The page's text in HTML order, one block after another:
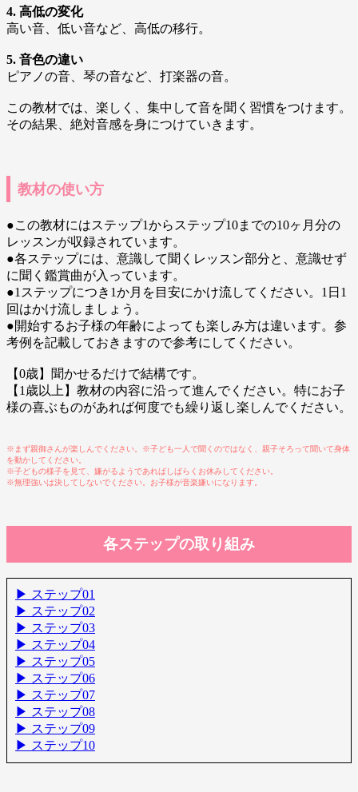
4. 高低の変化
高い音、低い音など、高低の移行。
5. 音色の違い
ピアノの音、琴の音など、打楽器の音。
この教材では、楽しく、集中して音を聞く習慣をつけます。
その結果、絶対音感を身につけていきます。
教材の使い方
●この教材にはステップ1からステップ10までの10ヶ月分の
レッスンが収録されています。
●各ステップには、意識して聞くレッスン部分と、意識せず
に聞く鑑賞曲が入っています。
●1ステップにつき1か月を目安にかけ流してください。1日1
回はかけ流しましょう。
●開始するお子様の年齢によっても楽しみ方は違います。参
考例を記載しておきますので参考にしてください。
【0歳】聞かせるだけで結構です。
【1歳以上】教材の内容に沿って進んでください。特にお子
様の喜ぶものがあれば何度でも繰り返し楽しんでください。
※まず親御さんが楽しんでください。※子ども一人で聞くのではなく、親子そろって聞いて身体
を動かしてください。
※子どもの様子を見て、嫌がるようであればしばらくお休みしてください。
※無理強いは決してしないでください。お子様が音楽嫌いになります。
各ステップの取り組み
▶ ステップ01
▶ ステップ02
▶ ステップ03
▶ ステップ04
▶ ステップ05
▶ ステップ06
▶ ステップ07
▶ ステップ08
▶ ステップ09
▶ ステップ10